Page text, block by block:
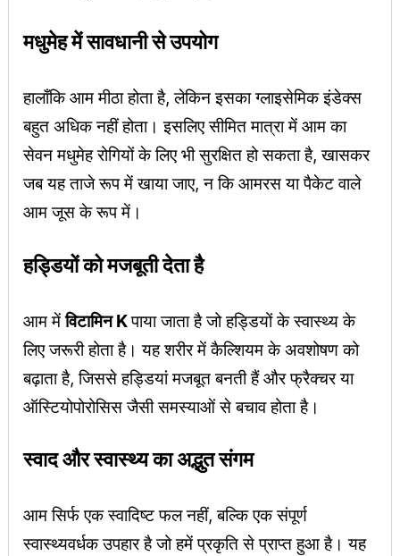
मधुमेह में सावधानी से उपयोग
हालाँकि आम मीठा होता है, लेकिन इसका ग्लाइसेमिक इंडेक्स
बहुत अधिक नहीं होता। इसलिए सीमित मात्रा में आम का
सेवन मधुमेह रोगियों के लिए भी सुरक्षित हो सकता है, खासकर
जब यह ताजे रूप में खाया जाए, न कि आमरस या पैकेट वाले
आम जूस के रूप में।
हड्डियों को मजबूती देता है
आम मेंविटामिन Kपाया जाता है जो हड्डियों के स्वास्थ्य के
लिए जरूरी होता है। यह शरीर में कैल्शियम के अवशोषण को
बढ़ाता है, जिससे हड्डियां मजबूत बनती हैं और फ्रैक्चर या
ऑस्टियोपोरोसिस जैसी समस्याओं से बचाव होता है।
स्वाद और स्वास्थ्य का अद्भुत संगम
आम सिर्फ एक स्वादिष्ट फल नहीं, बल्कि एक संपूर्ण
स्वास्थ्यवर्धक उपहार है जो हमें प्रकृति से प्राप्त हुआ है। यह